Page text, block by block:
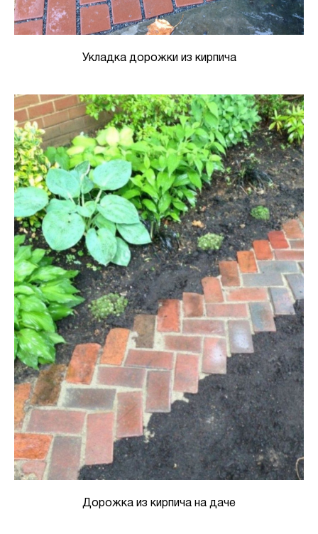
Укладка дорожки из кирпича
Дорожка из кирпича на даче